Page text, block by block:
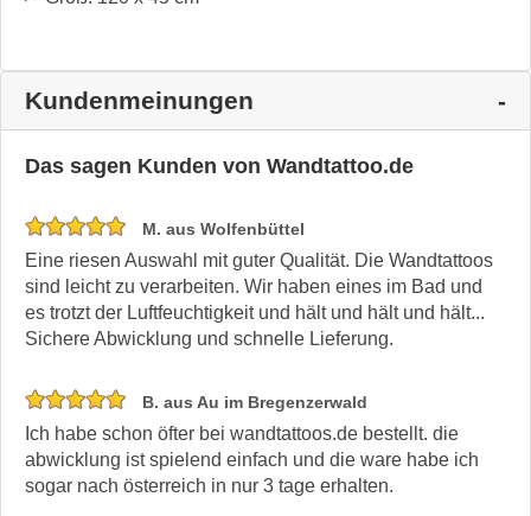
Kundenmeinungen
Das sagen Kunden von Wandtattoo.de
M. aus Wolfenbüttel
Eine riesen Auswahl mit guter Qualität. Die Wandtattoos
sind leicht zu verarbeiten. Wir haben eines im Bad und
es trotzt der Luftfeuchtigkeit und hält und hält und hält...
Sichere Abwicklung und schnelle Lieferung.
B. aus Au im Bregenzerwald
Ich habe schon öfter bei wandtattoos.de bestellt. die
abwicklung ist spielend einfach und die ware habe ich
sogar nach österreich in nur 3 tage erhalten.